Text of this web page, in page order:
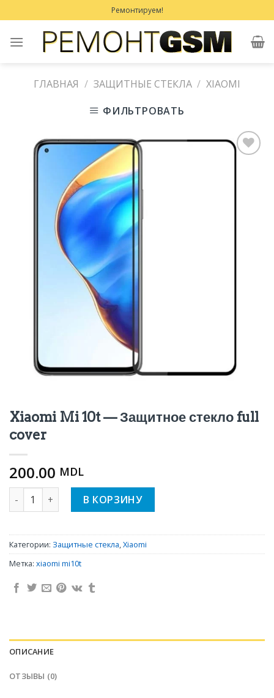
to
content
Ремонтируем!
ГЛАВНАЯ / ЗАЩИТНЫЕ СТЕКЛА / XIAOMI
ФИЛЬТРОВАТЬ
Xiaomi Mi 10t — Защитное стекло full
cover
200.00 MDL
Количество Xiaomi Mi 10t - Защитное стекло full cover
В КОРЗИНУ
Категории: Защитные стекла,Xiaomi
Метка: xiaomi mi10t
ОПИСАНИЕ
ОТЗЫВЫ (0)